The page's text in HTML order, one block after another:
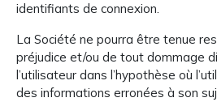
identifiants de connexion.
La Société ne pourra être tenue
préjudice et/ou de tout dommage
l’utilisateur dans l’hypothèse où
des informations erronées à son